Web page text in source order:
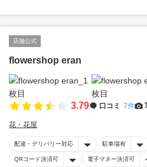
店舗公式
flowershop eran
3.79 口コミ 7件
花・花屋
配達・デリバリー対応 駐車場有
QRコード決済可 電子マネー決済可